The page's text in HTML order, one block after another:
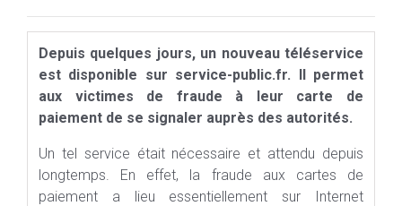
Depuis quelques jours, un nouveau téléservice
est disponible sur service-public.fr. Il permet
aux victimes de fraude à leur carte de
paiement de se signaler auprès des autorités.
Un tel service était nécessaire et attendu depuis
longtemps. En effet, la fraude aux cartes de
paiement a lieu essentiellement sur Internet